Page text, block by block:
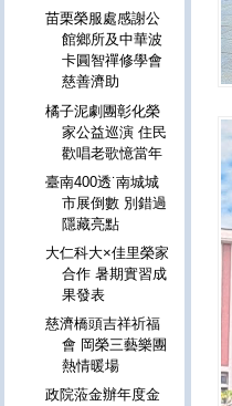
苗栗榮服處感謝公
館鄉所及中華波
卡圓智禪修學會
慈善濟助
橘子泥劇團彰化榮
家公益巡演 住民
歡唱老歌憶當年
臺南400透˙南城城
市展倒數 別錯過
隱藏亮點
大仁科大×佳里榮家
合作 暑期實習成
果發表
慈濟橋頭吉祥祈福
會 岡榮三藝樂團
熱情暖場
政院蒞金辦年度金